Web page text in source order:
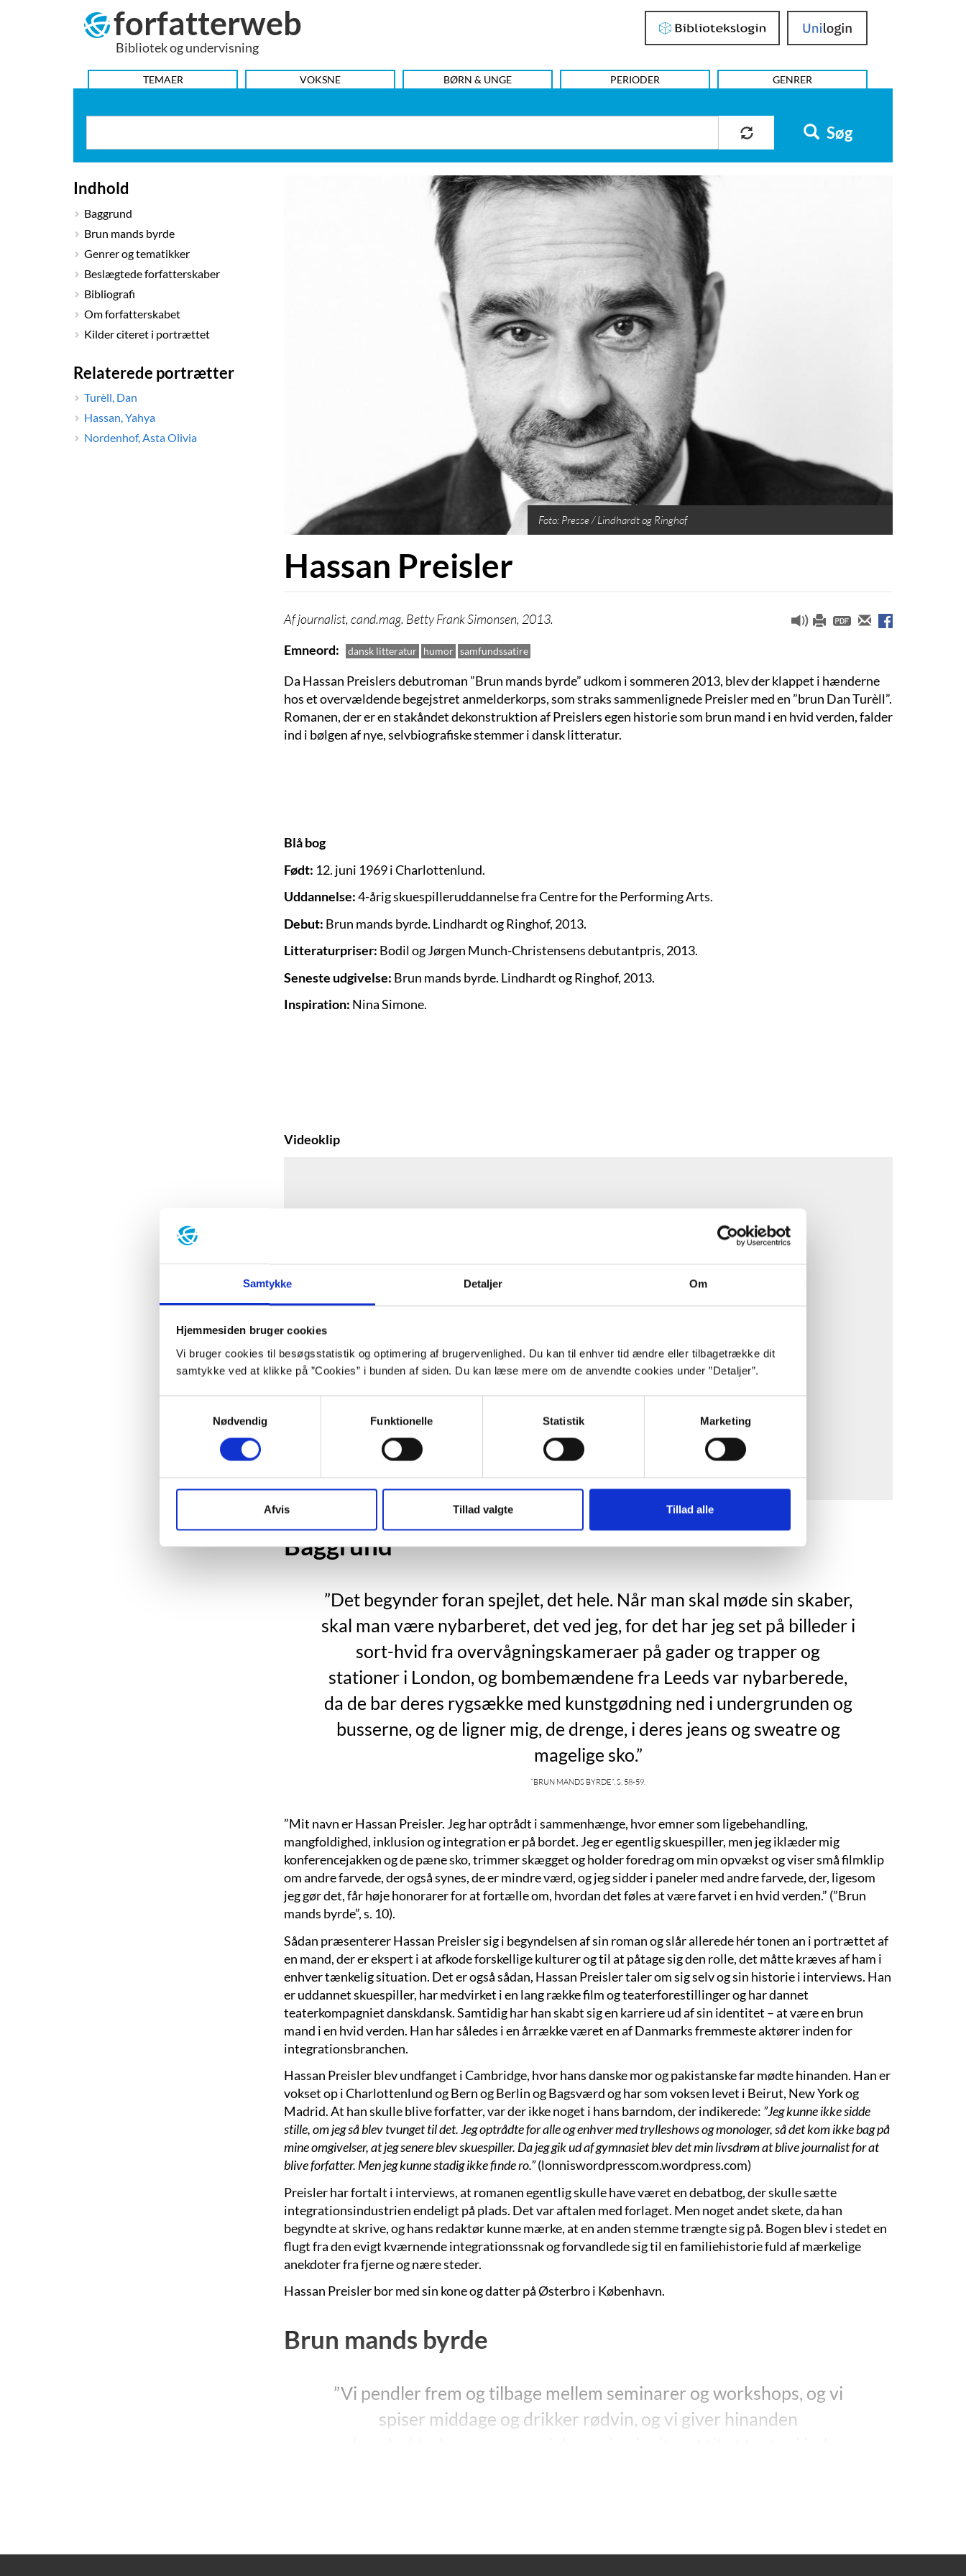
Samtykke Detaljer Om
Hjemmesiden bruger cookies
Vi bruger cookies til besøgsstatistik og optimering af brugervenlighed. Du kan til enhver tid ændre eller tilbagetrække dit
samtykke ved at klikke på ”Cookies” i bunden af siden. Du kan læse mere om de anvendte cookies under ”Detaljer”.
Nødvendig
Funktionelle Statistik Marketing
Afvis Tillad valgte Tillad alle
forfatterweb
Bibliotek og undervisning
Bibliotekslogin UniLogin
HOVEDMENU
TEMAER VOKSNE BØRN & UNGE PERIODER GENRER
Søg
Indhold
Baggrund
Brun mands byrde
Genrer og tematikker
Beslægtede forfatterskaber
Bibliografi
Om forfatterskabet
Kilder citeret i portrættet
Relaterede portrætter
Turèll, Dan
Hassan, Yahya
Nordenhof, Asta Olivia
Foto: Presse / Lindhardt og Ringhof
Hassan Preisler
journalist, cand.mag. Betty Frank Simonsen, 2013.
Emneord
dansk litteratur humor samfundssatire
Da Hassan Preislers debutroman ”Brun mands byrde” udkom i sommeren 2013, blev der klappet i hænderne
hos et overvældende begejstret anmelderkorps, som straks sammenlignede Preisler med en ”brun Dan Turèll”.
Romanen, der er en stakåndet dekonstruktion af Preislers egen historie som brun mand i en hvid verden, falder
ind i bølgen af nye, selvbiografiske stemmer i dansk litteratur.
Blå bog
Født: 12. juni 1969 i Charlottenlund.
Uddannelse:4-årig skuespilleruddannelse fra Centre for the Performing Arts.
Debut: Brun mands byrde. Lindhardt og Ringhof, 2013.
Litteraturpriser: Bodil og Jørgen Munch-Christensens debutantpris, 2013.
Seneste udgivelse: Brun mands byrde. Lindhardt og Ringhof, 2013.
Inspiration: Nina Simone.
Videoklip
Opdater samtykke
Vælg "Tillad alle"
Baggrund
”Det begynder foran spejlet, det hele. Når man skal møde sin skaber,
skal man være nybarberet, det ved jeg, for det har jeg set på billeder i
sort-hvid fra overvågningskameraer på gader og trapper og
stationer i London, og bombemændene fra Leeds var nybarberede,
da de bar deres rygsække med kunstgødning ned i undergrunden og
busserne, og de ligner mig, de drenge, i deres jeans og sweatre og
magelige sko.”
”Brun mands byrde”, s. 58-59.
”Mit navn er Hassan Preisler. Jeg har optrådt i sammenhænge, hvor emner som ligebehandling,
mangfoldighed, inklusion og integration er på bordet. Jeg er egentlig skuespiller, men jeg iklæder mig
konferencejakken og de pæne sko, trimmer skægget og holder foredrag om min opvækst og viser små filmklip
om andre farvede, der også synes, de er mindre værd, og jeg sidder i paneler med andre farvede, der, ligesom
jeg gør det, får høje honorarer for at fortælle om, hvordan det føles at være farvet i en hvid verden.” (”Brun
mands byrde”, s. 10).
Sådan præsenterer Hassan Preisler sig i begyndelsen af sin roman og slår allerede hér tonen an i portrættet af
en mand, der er ekspert i at afkode forskellige kulturer og til at påtage sig den rolle, det måtte kræves af ham i
enhver tænkelig situation. Det er også sådan, Hassan Preisler taler om sig selv og sin historie i interviews. Han
er uddannet skuespiller, har medvirket i en lang række film og teaterforestillinger og har dannet
teaterkompagniet danskdansk. Samtidig har han skabt sig en karriere ud af sin identitet – at være en brun
mand i en hvid verden. Han har således i en årrække været en af Danmarks fremmeste aktører inden for
integrationsbranchen.
Hassan Preisler blev undfanget i Cambridge, hvor hans danske mor og pakistanske far mødte hinanden. Han er
vokset op i Charlottenlund og Bern og Berlin og Bagsværd og har som voksen levet i Beirut, New York og
Madrid. At han skulle blive forfatter, var der ikke noget i hans barndom, der indikerede: ”Jeg kunne ikke sidde
stille, om jeg så blev tvunget til det. Jeg optrådte for alle og enhver med trylleshows og monologer, så det kom ikke bag på
mine omgivelser, at jeg senere blev skuespiller. Da jeg gik ud af gymnasiet blev det min livsdrøm at blive journalist for at
blive forfatter. Men jeg kunne stadig ikke finde ro.”(lonniswordpresscom.wordpress.com)
Preisler har fortalt i interviews, at romanen egentlig skulle have været en debatbog, der skulle sætte
integrationsindustrien endeligt på plads. Det var aftalen med forlaget. Men noget andet skete, da han
begyndte at skrive, og hans redaktør kunne mærke, at en anden stemme trængte sig på. Bogen blev i stedet en
flugt fra den evigt kværnende integrationssnak og forvandlede sig til en familiehistorie fuld af mærkelige
anekdoter fra fjerne og nære steder.
Hassan Preisler bor med sin kone og datter på Østerbro i København.
Brun mands byrde
”Vi pendler frem og tilbage mellem seminarer og workshops, og vi
spiser middage og drikker rødvin, og vi giver hinanden
han mener de farvede, og jeg siger til ham, at jeg ikke forstår det